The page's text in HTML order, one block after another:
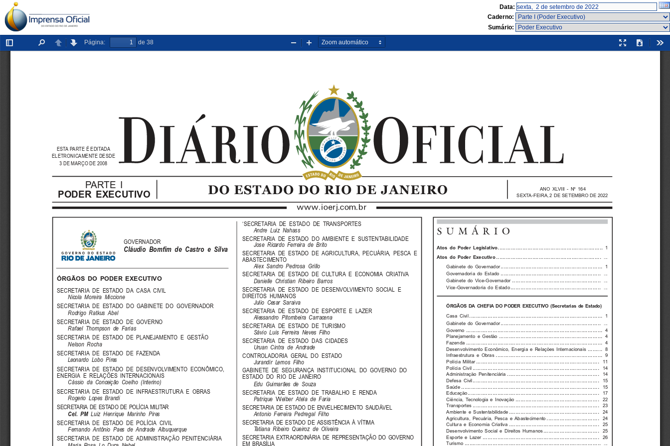
Data:
Caderno:
Sumário:
Exibir/ocultar
painel
LocalizarAnteriorPróxima
Página: de 38
Modo
de
Download
Diminuir
zoom
Aumentar
zoom
ESTA PARTE É EDITADA
ELETRONICAMENTE DESDE
3 DE MARÇO DE 2008
ANO  X LV I I I   -  Nº  164
S E X TA - F E I R A , 2 DE  SETEMBRO  DE  2022
‘SECRETARIA  DE  ESTADO  DE  TRANSPORTES
Andre  Luiz  Nahass
SECRETARIA  DE  ESTADO  DO  AMBIENTE  E  SUSTENTABILIDADE
Jose  Ricardo  Ferreira  de  Brito
SECRETARIA  DE  ESTADO  DE  AGRICULTURA,  PECUÁRIA,  PESCA  E
ABASTECIMENTO
Alex  Sandro  Pedrosa  Grillo
SECRETARIA  DE  ESTADO  DE  CULTURA  E  ECONOMIA  CRIATIVA
Danielle  Christian  Ribeiro  Barros
SECRETARIA  DE  ESTADO  DE  DESENVOLVIMENTO  SOCIAL  E
DIREITOS  HUMANOS
Julio  Cesar  Saraiva
SECRETARIA  DE  ESTADO  DE  ESPORTE  E  LAZER
Alessandro  Pitombeira  Carracena
SECRETARIA  DE  ESTADO  DE  TURISMO
Sávio  Luis  Ferreira  Neves  Filho
SECRETARIA  DE  ESTADO  DAS  CIDADES
Uruan  Cintra  de  Andrade
CONTROLADORIA  GERAL  DO  ESTADO
Jurandir  Lemos  Filho
GABINETE  DE  SEGURANÇA  INSTITUCIONAL  DO  GOVERNO  DO
ESTADO  DO  RIO  DE  JANEIRO
Edu  Guimarães  de  Souza
SECRETARIA  DE  ESTADO  DE  TRABALHO  E  RENDA
Patrique Welber  Atela  de  Faria
SECRETARIA  DE  ESTADO  DE  ENVELHECIMENTO  SAUDÁVEL
Antonio  Ferreira  Pedregal  Filho
SECRETARIA  DE  ESTADO  DE  ASSISTÊNCIA  À  VÍTIMA
Tatiana  Ribeiro  Queiroz  de  Oliveira
SECRETARIA  EXTRAORDINÁRIA  DE  REPRESENTAÇÃO  DO  GOVERNO
EM  BRASÍLIA
ÓRGÃOS  DO  PODER  EXECUTIVO
SECRETARIA  DE  ESTADO  DA  CASA  CIVIL
Nicola  Moreira  Miccione
SECRETARIA  DE  ESTADO  DO  GABINETE  DO  GOVERNADOR
Rodrigo  Ratkus  Abel
SECRETARIA  DE  ESTADO  DE  GOVERNO
Rafael  Thompson  de  Farias
SECRETARIA  DE  ESTADO  DE  PLANEJAMENTO  E  GESTÃO
Nelson  Rocha
SECRETARIA  DE  ESTADO  DE  FAZENDA
Leonardo  Lobo  Pires
SECRETARIA  DE  ESTADO  DE  DESENVOLVIMENTO  ECONÔMICO,
ENERGIA  E  RELAÇÕES  INTERNACIONAIS
Cássio  da  Conceição  Coelho  (Interino)
SECRETARIA  DE  ESTADO  DE  INFRAESTRUTURA  E  OBRAS
Rogerio  Lopes  Brandi
SECRETARIA DE ESTADO DE POLÍCIA MILITAR
Cel.  PM Luiz  Henrique  Marinho  Pires
SECRETARIA  DE  ESTADO  DE  POLÍCIA  CIVIL
Fernando  Antônio  Paes  de  Andrade  Albuquerque
SECRETARIA  DE  ESTADO  DE  ADMINISTRAÇÃO  PENITENCIÁRIA
PARTE  I
PODER  EXECUTIVO
GOVERNADOR
Cláudio  Bomfim  de  Castro  e  Silva
SUMÁRIO
Atos  do  Poder  Legislativo................................................................
1
Atos  do  Poder  Executivo ................................................................ ...
Gabinete  do  Governador..............................................................
1
Governadoria  do  Estado .............................................................
...
Gabinete  do  Vice-Governador ...................................................... ...
Vice-Governadoria  do  Estado ....................................................... ...
ÓRGÃOS  DA  CHEFIA  DO  PODER  EXECUTIVO  (Secretarias  de  Estado)
Casa  Civil .................................................................................
1
Gabinete  do  Governador.............................................................
Governo ...................................................................................
4
Planejamento  e  Gestão ............................................................... 4
Fazenda ...................................................................................
4
Desenvolvimento  Econômico,  Energia  e  Relações  Internacionais .........
8
Infraestrutura  e  Obras ................................................................. 9
Polícia  Militar ...........................................................................
11
Polícia  Civil .............................................................................
14
Administração  Penitenciária ........................................................
14
Defesa  Civil .............................................................................
15
Saúde ....................................................................................
15
Educação ................................................................................
17
Ciência,  Tecnologia  e  Inovação ...................................................
22
Transportes .............................................................................
23
Ambiente  e  Sustentabilidade .......................................................
24
Agricultura,  Pecuária,  Pesca  e  Abastecimento ................................
24
Cultura  e  Economia  Criativa .......................................................
25
Desenvolvimento  Social  e  Direitos  Humanos ..................................
25
Esporte  e  Lazer .......................................................................
26
Turismo ................................................................................... ...